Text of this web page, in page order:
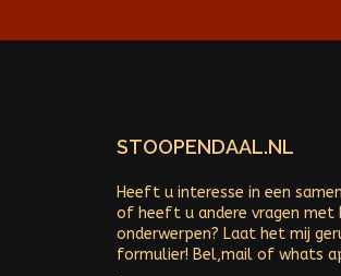
STOOPENDAAL.NL
Heeft u interesse in een
of heeft u andere vragen met
onderwerpen? Laat het mij
formulier! Bel,mail of whats